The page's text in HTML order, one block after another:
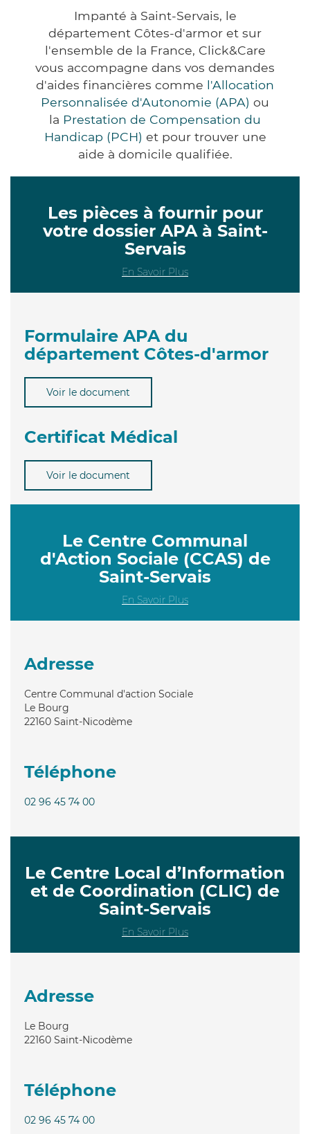
Impanté à Saint-Servais, le
département Côtes-d'armor et sur
l'ensemble de la France, Click&Care
vous accompagne dans vos demandes
d'aides financières comme l'Allocation
Personnalisée d'Autonomie (APA) ou
la Prestation de Compensation du
Handicap (PCH) et pour trouver une
aide à domicile qualifiée.
Les pièces à fournir pour
votre dossier APA à Saint-
Servais
En Savoir Plus
Formulaire APA du
département Côtes-d'armor
Voir le document
Certificat Médical
Voir le document
Le Centre Communal
d'Action Sociale (CCAS) de
Saint-Servais
En Savoir Plus
Adresse
Centre Communal d'action Sociale
Le Bourg
22160 Saint-Nicodème
Téléphone
02 96 45 74 00
Le Centre Local d’Information
et de Coordination (CLIC) de
Saint-Servais
En Savoir Plus
Adresse
Le Bourg
22160 Saint-Nicodème
Téléphone
02 96 45 74 00